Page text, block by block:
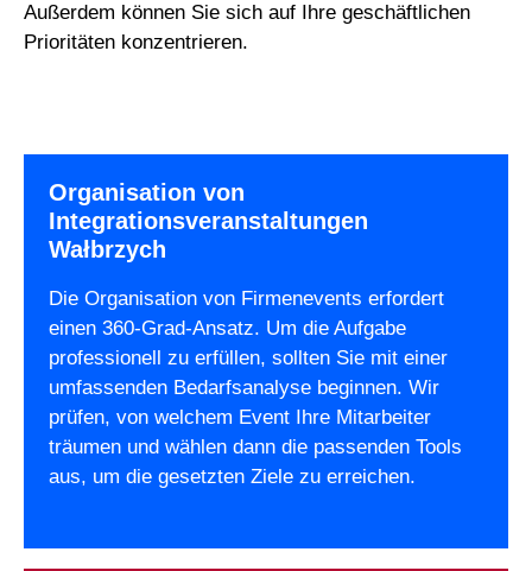
Außerdem können Sie sich auf Ihre geschäftlichen
Prioritäten konzentrieren.
Organisation von
Integrationsveranstaltungen
Wałbrzych
Die Organisation von Firmenevents erfordert
einen 360-Grad-Ansatz. Um die Aufgabe
professionell zu erfüllen, sollten Sie mit einer
umfassenden Bedarfsanalyse beginnen. Wir
prüfen, von welchem Event Ihre Mitarbeiter
träumen und wählen dann die passenden Tools
aus, um die gesetzten Ziele zu erreichen.